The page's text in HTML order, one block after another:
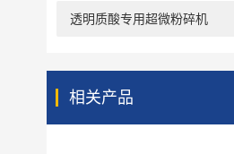
透明质酸专用超微粉碎机
相关产品